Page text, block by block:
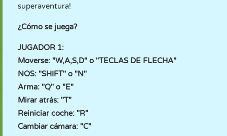
superaventura!
¿Cómo se juega?
JUGADOR 1:
Moverse: "W,A,S,D" o "TECLAS DE FLECHA"
NOS: "SHIFT" o "N"
Arma: "Q" o "E"
Mirar atrás: "T"
Reiniciar coche: "R"
Cambiar cámara: "C"